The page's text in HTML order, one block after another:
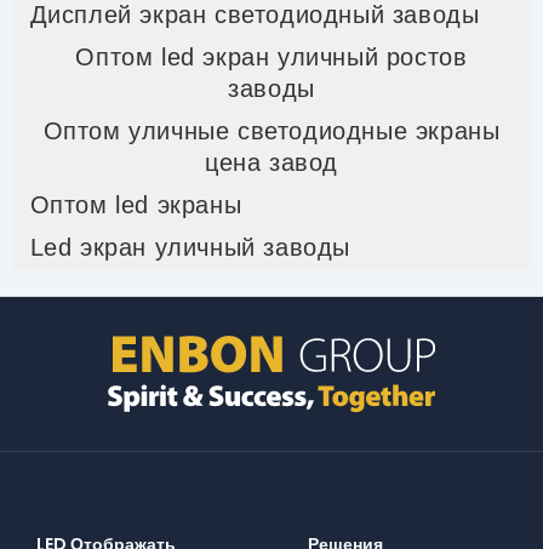
Дисплей экран светодиодный заводы
Оптом led экран уличный ростов
заводы
Оптом уличные светодиодные экраны
цена завод
Оптом led экраны
Led экран уличный заводы